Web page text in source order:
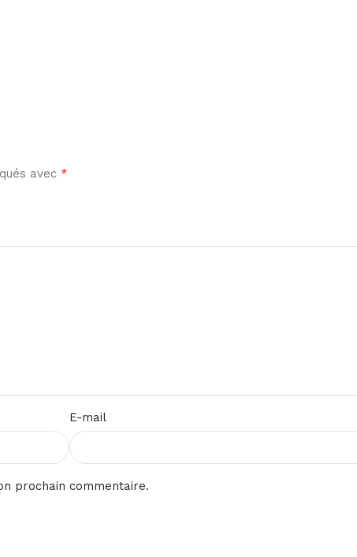
avec *
E-mail
prochain commentaire.